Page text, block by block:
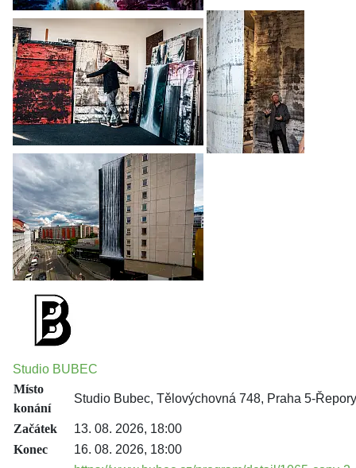
Studio BUBEC
Místo
konání
Studio Bubec, Tělovýchovná 748, Praha 5-
Začátek
13. 08. 2026, 18:00
Konec
16. 08. 2026, 18:00